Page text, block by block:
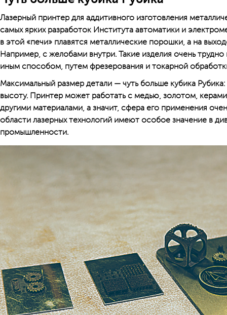
Лазерный принтер для адди­тивного изготовления
самых ярких разработок Института автоматики и
в этой «печи» плавятся металлические порошки, а на
Например, с желобами внутри. Такие изделия очень
иным способом, путем фрезерования и токарной
Максимальный размер детали — чуть больше кубика
высоту. Принтер может работать с медью, золотом,
другими материалами, а значит, сфера его применения
области лазерных технологий имеют особое значение в
промышленности.